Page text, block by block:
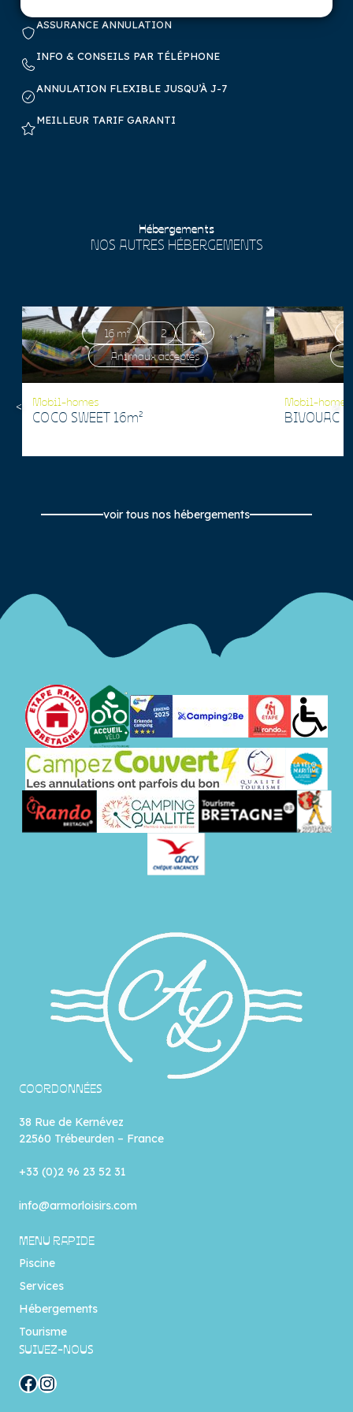
ASSURANCE ANNULATION
INFO & CONSEILS PAR TÉLÉPHONE
ANNULATION FLEXIBLE JUSQU’À J-7
MEILLEUR TARIF GARANTI
Hébergements
NOS AUTRES HÉBERGEMENTS
16 m² 2
4
Animaux acceptés
Mobil-homes
COCO SWEET 16m²
Mobil-homes
BIVOUAC
voir tous nos hébergements
COORDONNÉES
38 Rue de Kernévez
22560 Trébeurden – France
+33 (0)2 96 23 52 31
info@armorloisirs.com
MENU RAPIDE
Piscine
Services
Hébergements
Tourisme
SUIVEZ-NOUS
Facebook Instagram